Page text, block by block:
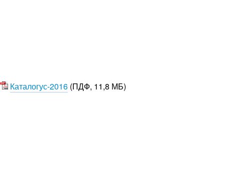
Каталогус-2016 (ПДФ, 11,8 МБ)